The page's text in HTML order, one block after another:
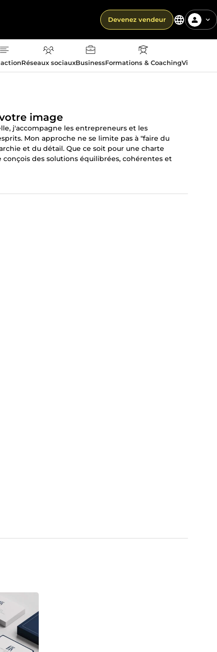
Devenez vendeur
Réseaux sociauxBusinessFormations & CoachingVie
image
j'accompagne les entrepreneurs et les
Mon approche ne se limite pas à "faire du
et du détail. Que ce soit pour une charte
des solutions équilibrées, cohérentes et
professionnelles. Supports Digitaux : Bannières